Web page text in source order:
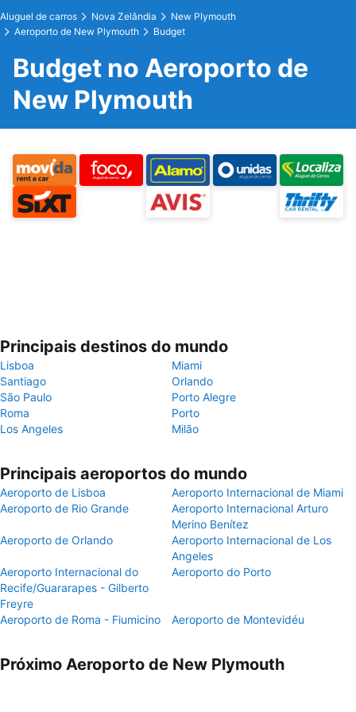
Aluguel de carros Nova Zelândia
New Plymouth
Aeroporto de New Plymouth
Budget
Budget no Aeroporto de
New Plymouth
Principais destinos do mundo
Lisboa
Miami
Santiago
Orlando
São Paulo
Porto Alegre
Roma
Porto
Los Angeles
Milão
Principais aeroportos do mundo
Aeroporto de Lisboa
Aeroporto Internacional de Miami
Aeroporto de Rio Grande
Aeroporto Internacional Arturo
Merino Benítez
Aeroporto de Orlando
Aeroporto Internacional de Los
Angeles
Aeroporto Internacional do
Recife/Guararapes - Gilberto
Freyre
Aeroporto do Porto
Aeroporto de Roma - Fiumicino Aeroporto de Montevidéu
Próximo Aeroporto de New Plymouth